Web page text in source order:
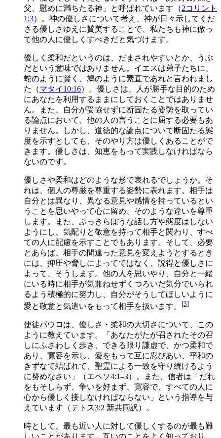
父、慰めに満ちたる神」と呼ばれています（2コリント
1:3）。神の優しさについて考え、神が日々示してくだ
さる優しさゆえに賛美することで、私たちも神に倣っ
て他の人に優しくすべきだと気づけます。
優しく柔和だというのは、だまされやすいとか、うぶ
だという意味ではありません。イエスは弟子たちに、
蛇のように賢く、鳩のように素直であれと言われまし
た（マタイ10:16）。優しさは、人が勝手な目的のため
にあなたを利用するままにしておくことではありませ
ん。また、自分が妥協せずに断固たる姿勢を取ってい
る論点において、他の人の言うことに屈する必要もあ
りません。しかし、道徳的な論点について断固たる態
度を示すとしても、そのやり方は優しくあることがで
きます。優しさは、知恵をもって実践しなければなら
ないのです。
優しさや柔和はどのような形で表れるでしょうか。そ
れは、個人の尊厳を尊重する姿勢に表れます。相手は
自分とは異なり、異なる意見や感情を持っているとい
うことを思いやって心に留め、そのような違いを尊重
します。また、ぶっきらぼうな話し方や態度はしない
ようにし、気配りと敬意を持って相手と関わり、すべ
ての人に配慮を示すことでもあります。そして、必要
とあらば、相手の間違った意見を変えようとするとき
には、抑圧や脅しによってではなく、説得と優しさに
よって、そうします。他の人を思いやり、自分と一緒
にいる時に相手が気兼ねせずくつろいだ気分でいられ
るよう積極的に努力し、自分がそうしてほしいように
愛と敬意と気遣いをもって相手を扱います。
[3]
使徒パウロは、優しさ・柔和の大切さについて、この
ように教えています。「あなたがたが召されたその召
しにふさわしく歩き、できる限り謙虚で、かつ柔和で
あり、寛容を示し、愛をもって互に忍びあい、平和の
きずなで結ばれて、聖霊による一致を守り続けるよう
に努めなさい」（エペソ4:1–3）。また、信者は「だれ
をもそしらず、争いを好まず、寛容で、すべての人に
心から優しく接しなければならない」という指導を与
えています（テトス3:2 新共同訳）。
時として、最も近い人に対して優しくするのが最も難
しいことがあります。互いのことをよく知っており、